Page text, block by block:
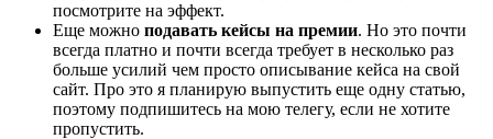
посмотрите на эффект.
Еще можно подавать кейсы на премии. Но это почти
всегда платно и почти всегда требует в несколько раз
больше усилий чем просто описывание кейса на свой
сайт. Про это я планирую выпустить еще одну статью,
поэтому подпишитесь на мою телегу, если не хотите
пропустить.